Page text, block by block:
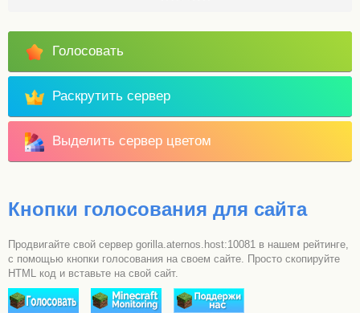
Голосовать
Раскрутить сервер
Выделить сервер цветом
Кнопки голосования для сайта
Продвигайте свой сервер gorilla.aternos.host:10081 в нашем рейтинге,
с помощью кнопки голосования на своем сайте. Просто скопируйте
HTML код и вставьте на свой сайт.